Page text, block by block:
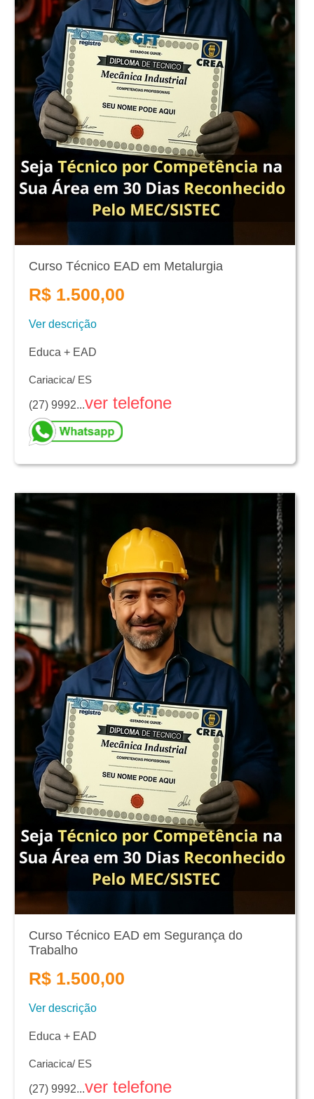
Curso Técnico EAD em Metalurgia
R$ 1.500,00
Ver descrição
Educa + EAD
Cariacica/ ES
(27) 9992...ver telefone
Curso Técnico EAD em Segurança do
Trabalho
R$ 1.500,00
Ver descrição
Educa + EAD
Cariacica/ ES
(27) 9992...ver telefone